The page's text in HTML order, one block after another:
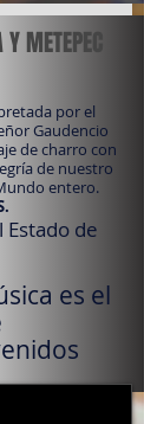
METEPEC
por el
Gaudencio
de charro con
de nuestro
entero.
de
es el